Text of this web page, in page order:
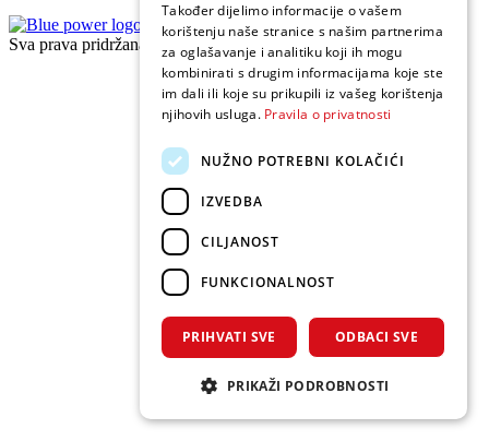
Sva prava pridržana 2026 © Cummins Adriatic
Također dijelimo informacije o vašem
korištenju naše stranice s našim partnerima
za oglašavanje i analitiku koji ih mogu
kombinirati s drugim informacijama koje ste
im dali ili koje su prikupili iz vašeg korištenja
njihovih usluga. Pravila o privatnosti
NUŽNO POTREBNI KOLAČIĆI
IZVEDBA
CILJANOST
FUNKCIONALNOST
PRIHVATI SVE ODBACI SVE
PRIKAŽI PODROBNOSTI